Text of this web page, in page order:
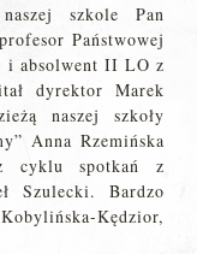
szkole Pan
Państwowej
i absolwent II LO z
dyrektor Marek
naszej szkoły
Anna Rzemińska
cyklu spotkań z
Szulecki. Bardzo
Kędzior,